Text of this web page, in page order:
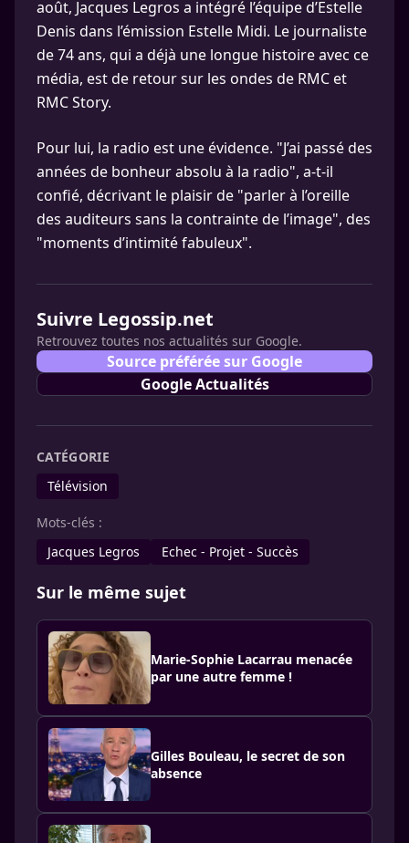
août, Jacques Legros a intégré l’équipe d’Estelle
Denis dans l’émission Estelle Midi. Le journaliste
de 74 ans, qui a déjà une longue histoire avec ce
média, est de retour sur les ondes de RMC et
RMC Story.
Pour lui, la radio est une évidence. "J’ai passé des
années de bonheur absolu à la radio", a-t-il
confié, décrivant le plaisir de "parler à l’oreille
des auditeurs sans la contrainte de l’image", des
"moments d’intimité fabuleux".
Suivre Legossip.net
Retrouvez toutes nos actualités sur Google.
Source préférée sur Google
Google Actualités
CATÉGORIE
Télévision
Mots-clés :
Jacques Legros
Echec - Projet - Succès
Sur le même sujet
Marie-Sophie Lacarrau menacée
par une autre femme !
Gilles Bouleau, le secret de son
absence